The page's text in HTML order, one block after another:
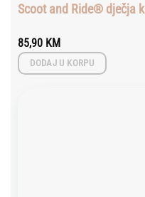
Scoot and Ride® dječja
85,90 KM
DODAJ U KORPU